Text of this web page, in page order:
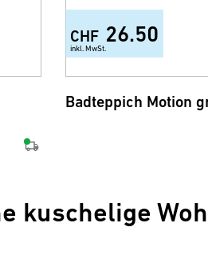
CHF 26.50
inkl. MwSt.
Badteppich Motion
kuschelige